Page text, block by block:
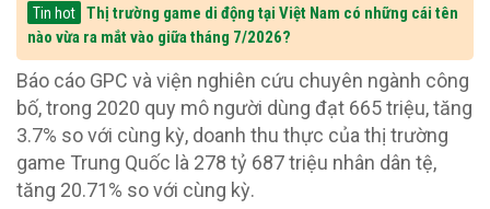
Tin hot
Thị trường game di động tại Việt Nam có những cái tên
nào vừa ra mắt vào giữa tháng 7/2026?
Báo cáo GPC và viện nghiên cứu chuyên ngành công
bố, trong 2020 quy mô người dùng đạt 665 triệu, tăng
3.7% so với cùng kỳ, doanh thu thực của thị trường
game Trung Quốc là 278 tỷ 687 triệu nhân dân tệ,
tăng 20.71% so với cùng kỳ.